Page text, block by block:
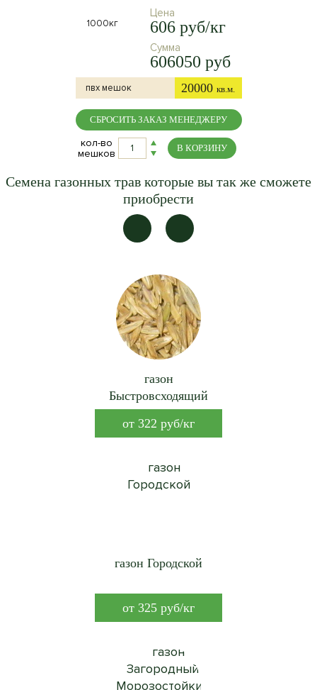
Цена
606 руб/кг
Сумма
606050 руб
пвх мешок 20000 кв.м.
СБРОСИТЬ ЗАКАЗ МЕНЕДЖЕРУ
кол-во
мешков
В КОРЗИНУ
Семена газонных трав которые вы так же сможете
приобрести
газон
Быстровсходящий
от 322 руб/кг
газон Городской
от 325 руб/кг